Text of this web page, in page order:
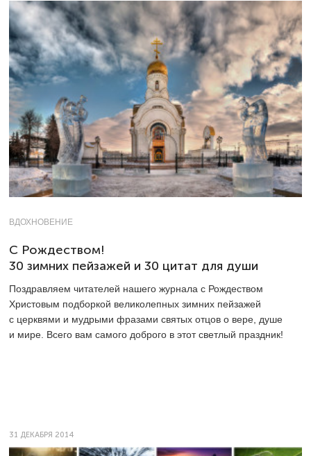
ВДОХНОВЕНИЕ
С Рождеством!
30 зимних пейзажей и 30 цитат для души
Поздравляем читателей нашего журнала с Рождеством
Христовым подборкой великолепных зимних пейзажей
с церквями и мудрыми фразами святых отцов о вере, душе
и мире. Всего вам самого доброго в этот светлый праздник!
31 ДЕКАБРЯ 2014